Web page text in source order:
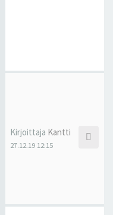
Kirjoittaja Kantti
27.12.19 12:15